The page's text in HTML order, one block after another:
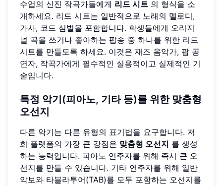
수업의 신진 작곡가들에게 리드 시트 의 형식을 소
개하세요. 리드 시트는 일반적으로 노래의 멜로디,
가사, 코드 심벌을 포함합니다. 학생들에게 오리지
널 곡을 쓰거나 좋아하는 팝송 중 하나를 위한 리드
시트를 만들도록 하세요. 이것은 재즈 음악가, 팝 공
연자, 작곡가에게 필수적인 실용적이고 실제적인 기
술입니다.
특정 악기(피아노, 기타 등)를 위한 맞춤형
오선지
다른 악기는 다른 유형의 표기법을 요구합니다. 저
희 플랫폼의 가장 큰 강점은 맞춤형 오선지 를 생성
하는 능력입니다. 피아노 연주자를 위해 즉시 큰 오
선지를 만들 수 있습니다. 기타 연주자를 위해 일반
악보와 타블라투어(TAB)를 모두 포함하는 오선지를